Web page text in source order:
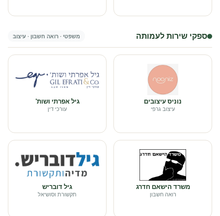
ספקי שירות לעמותה משפטי · רואה חשבון · עיצוב
נוניס עיצובים
עיצוב גרפי
גיל אפרתי ושות'
עורכי דין
משרד הישאם חדרג
רואה חשבון
גיל דובריש
תקשורת וסושיאל